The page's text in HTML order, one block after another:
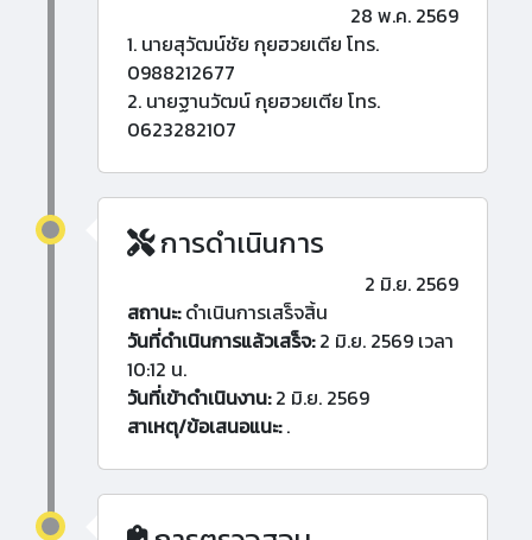
28 พ.ค. 2569
1. นายสุวัฒน์ชัย กุยฮวยเตีย โทร.
0988212677
2. นายฐานวัฒน์ กุยฮวยเตีย โทร.
0623282107
การดำเนินการ
2 มิ.ย. 2569
สถานะ:ดำเนินการเสร็จสิ้น
วันที่ดำเนินการแล้วเสร็จ:2 มิ.ย. 2569 เวลา
10:12 น.
วันที่เข้าดำเนินงาน:2 มิ.ย. 2569
สาเหตุ/ข้อเสนอแนะ:.